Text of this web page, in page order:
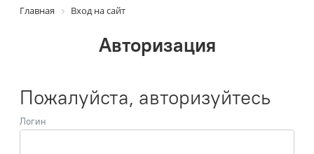
Главная Вход на сайт
Авторизация
Пожалуйста, авторизуйтесь
Логин